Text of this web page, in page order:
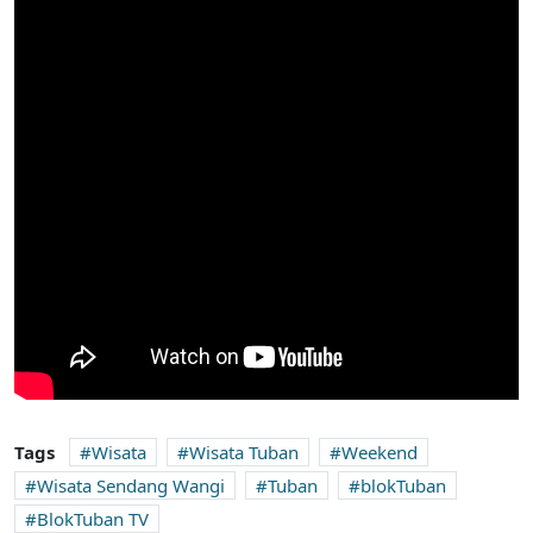
Tags Wisata Wisata Tuban
Weekend
Wisata Sendang Wangi
Tuban
blokTuban
BlokTuban TV